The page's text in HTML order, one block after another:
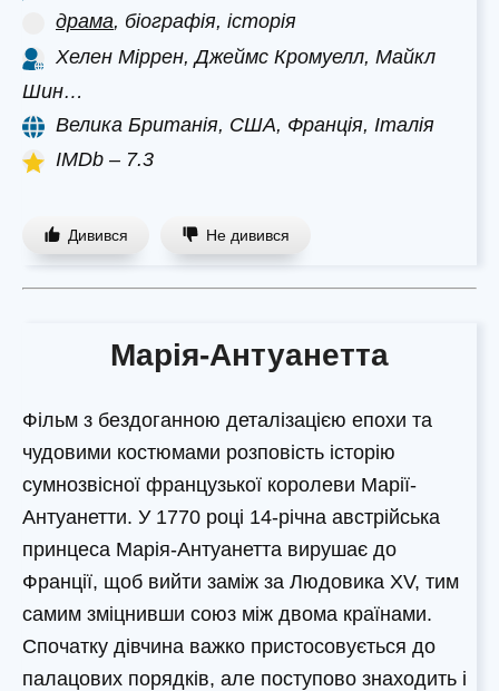
драма, біографія, історія
Хелен Міррен, Джеймс Кромуелл, Майкл
Шин…
Велика Британія, США, Франція, Італія
IMDb – 7.3
Дивився Не дивився
Марія-Антуанетта
Фільм з бездоганною деталізацією епохи та
чудовими костюмами розповість історію
сумнозвісної французької королеви Марії-
Антуанетти. У 1770 році 14-річна австрійська
принцеса Марія-Антуанетта вирушає до
Франції, щоб вийти заміж за Людовика XV, тим
самим зміцнивши союз між двома країнами.
Спочатку дівчина важко пристосовується до
палацових порядків, але поступово знаходить і